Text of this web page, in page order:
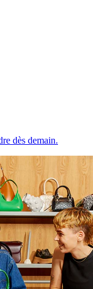
dès demain.